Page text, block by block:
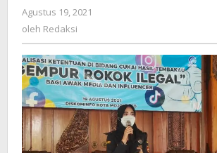
Dapat
Hadiah
Agustus 19, 2021
oleh Redaksi